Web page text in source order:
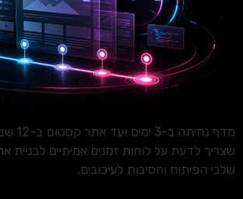
מדף
שצריך לדעת על לוחות זמנים אמיתיים לבניית
שלבי הפיתוח והסיבות לעיכובים.